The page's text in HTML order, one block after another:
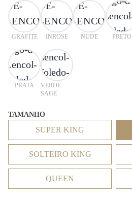
GRAFITE INROSE NUDE PRETO
PRATA
VERDE
SAGE
TAMANHO
SUPER KING
SOLTEIRO KING
QUEEN